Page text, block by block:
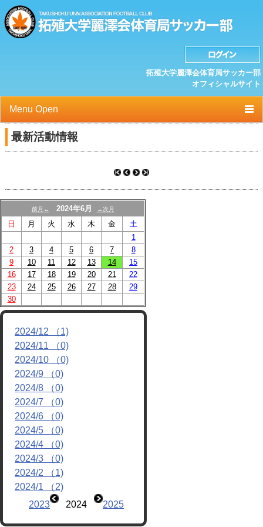
拓殖大学麗澤会体育局サッカー部
オフィシャルサイト
Menu Open
TOP
選手/スタッフ一覧
スケジュール
OB紹介/OB会
リンク
最新活動情報
前月← 2024年6月 →次月
日 月 火 水 木 金
土
1
2
3 4 5 6 7
8
9
10 11 12 13 14
15
16
17 18 19 20 21
22
23
24 25 26 27 28
29
30
2024/12 （1)
2024/11 （0)
2024/10 （0)
2024/9 （0)
2024/8 （0)
2024/7 （0)
2024/6 （0)
2024/5 （0)
2024/4 （0)
2024/3 （0)
2024/2 （1)
2024/1 （2)
2023
2024 2025